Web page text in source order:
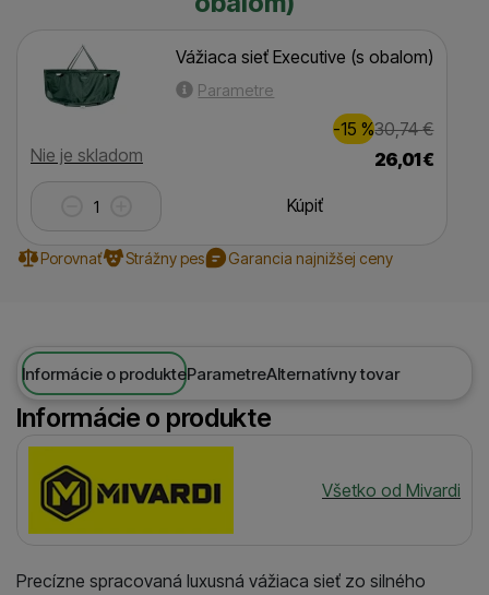
Dostupnosť
Nie je skladom
Vážiaca sieť Executive (s obalom)
Parametre
30,74€
Zľava
5,00€
(
-15 %
)
26,01€
Kúpiť
Porovnať Strážny pes Garancia najnižšej ceny
Informácie o produkteParametreAlternatívny tovar
Informácie o produkte
Výrobca
Všetko od Mivardi
Precízne spracovaná luxusná vážiaca sieť zo silného